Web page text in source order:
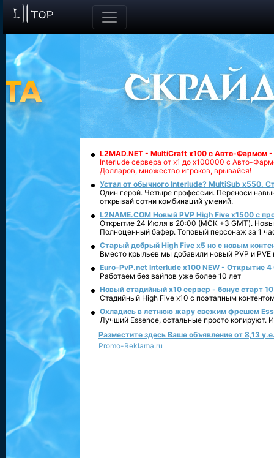
L2MAD.NET - MultiCraft x100 с Авто-Фармом
Interlude сервера от х1 до х100000 с Авто-
Долларов, множество игроков, врывайся!
Устал от обычного Interlude? MultiSub x550.
Один герой. Четыре профессии. Переноси
открывай сотни комбинаций умений.
L2NAME.COM Новый PVP High Five x1500 с
Открытие 24 Июля в 20:00 (МСК +3 GMT).
Полноценный бафер. Топовый персонаж за 1
Старый добрый High Five x5 но с новым
Вместо крыльев мы добавили новый PVP и PVE
Euro-PvP.net Interlude х100 NEW - Открытие 4
Работаем без вайпов уже более 10 лет
Новый стадийный х10 сервер - бонус старт
Стадийный High Five x10 с поэтапным
Охладись в летнюю жару свежим фрешем
Лучший Essence, остальные просто копируют.
Разместите здесь Ваше объявление от 8,13
Promo-Reklama.ru